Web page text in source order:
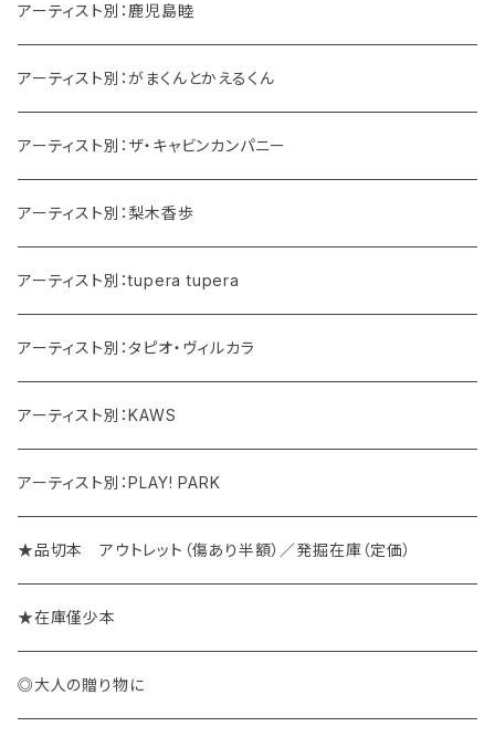
アーティスト別：鹿児島睦
アーティスト別：がまくんとかえるくん
アーティスト別：ザ・キャビンカンパニー
アーティスト別：梨木香歩
アーティスト別：tupera tupera
アーティスト別：タピオ・ヴィルカラ
アーティスト別：KAWS
アーティスト別：PLAY! PARK
★品切本 アウトレット（傷あり半額）／発掘在庫（定価）
★在庫僅少本
◎大人の贈り物に